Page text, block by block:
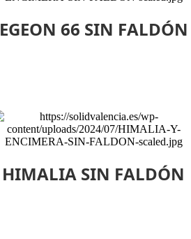
EGEON 66 SIN FALDÓN
HIMALIA SIN FALDÓN